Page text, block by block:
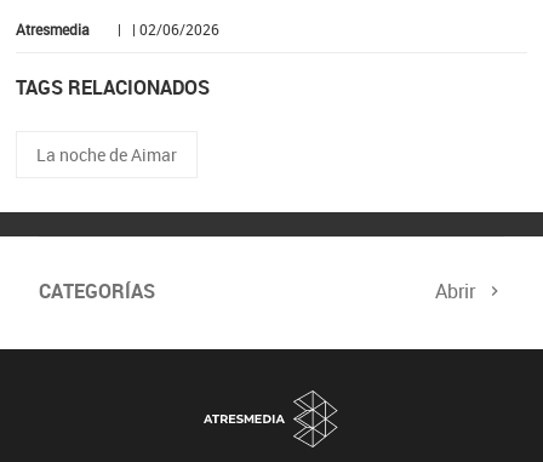
Atresmedia | | 02/06/2026
TAGS RELACIONADOS
La noche de Aimar
CATEGORÍAS Abrir